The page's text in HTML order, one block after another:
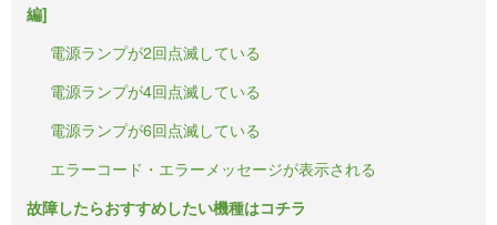
編]
電源ランプが2回点滅している
電源ランプが4回点滅している
電源ランプが6回点滅している
エラーコード・エラーメッセージが表示される
故障したらおすすめしたい機種はコチラ